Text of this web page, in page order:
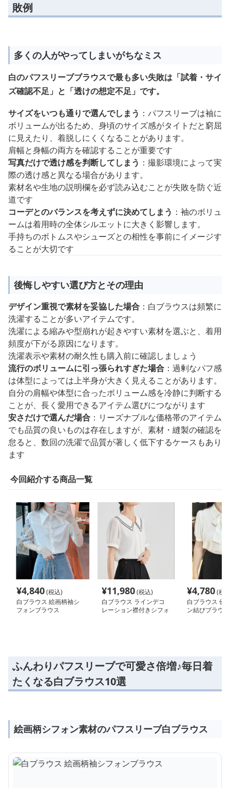
敗例
多くの人がやってしまいがちなミス
白のパフスリーブブラウスで最も多い失敗は「試着・サイ
ズ確認不足」と「透けの想定不足」です。
サイズをいつも通りで選んでしまう ：パフスリーブは袖に
ボリュームが出るため、身頃のサイズ感がタイトだと窮屈
に見えたり、着脱しにくくなることがあります。
肩幅と身幅の両方を確認することが重要です
写真だけで透け感を判断してしまう ：撮影環境によって実
際の透け感と異なる場合があります。
素材名や生地の説明欄を必ず読み込むことが失敗を防ぐ近
道です
コーデとのバランスを考えずに決めてしまう ：袖のボリュ
ームは着用時の全体シルエットに大きく影響します。
手持ちのボトムスやシューズとの相性を事前にイメージす
ることが大切です
後悔しやすい選び方とその理由
デザイン重視で素材を妥協した場合 ：白ブラウスは頻繁に
洗濯することが多いアイテムです。
洗濯による縮みや型崩れが起きやすい素材を選ぶと、着用
頻度が下がる原因になります。
洗濯表示や素材の耐久性も購入前に確認しましょう
流行のボリュームに引っ張られすぎた場合 ：過剰なパフ感
は体型によっては上半身が大きく見えることがあります。
自分の肩幅や体型に合ったボリューム感を冷静に判断する
ことが、長く愛用できるアイテム選びにつながります
安さだけで選んだ場合 ：リーズナブルな価格帯のアイテム
でも品質の良いものは存在しますが、素材・縫製の確認を
怠ると、数回の洗濯で品質が著しく低下するケースもあり
ます
今回紹介する商品一覧
¥4,840(税込)
白ブラウス 絵画柄袖シ
フォンブラウス
¥11,980(税込)
白ブラウス ラインデコ
レーション襟付きシフォ
¥4,780(税
白ブラウス 優
ン結びブラウス
ふんわりパフスリーブで可愛さ倍増♪毎日着
たくなる白ブラウス10選
絵画柄シフォン素材のパフスリーブ白ブラウス